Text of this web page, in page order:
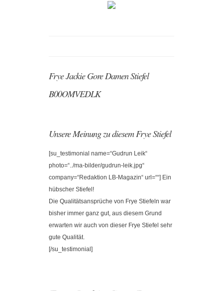
Frye Jackie Gore Damen Stiefel
B00OMVEDLK
Unsere Meinung zu diesem Frye Stiefel
[su_testimonial name=“Gudrun Leik“
photo=“../ma-bilder/gudrun-leik.jpg“
company=“Redaktion LB-Magazin“ url=““] Ein
hübscher Stiefel!
Die Qualitätsansprüche von Frye Stiefeln war
bisher immer ganz gut, aus diesem Grund
erwarten wir auch von dieser Frye Stiefel sehr
gute Qualität.
[/su_testimonial]